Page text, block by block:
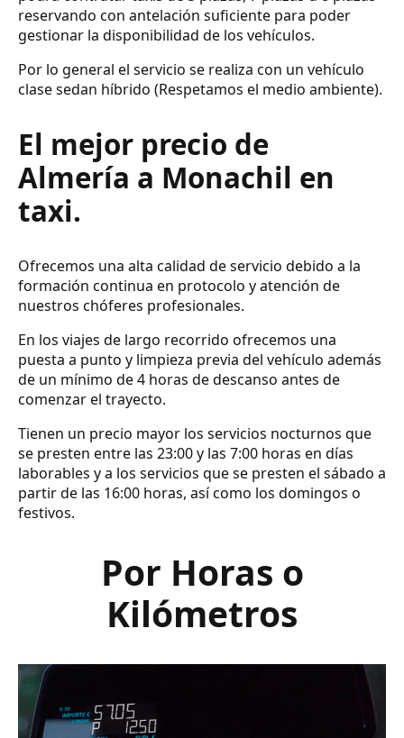
reservando con antelación suficiente para poder
gestionar la disponibilidad de los vehículos.
Por lo general el servicio se realiza con un vehículo
clase sedan híbrido (Respetamos el medio ambiente).
El mejor precio de
Almería a Monachil en
taxi.
Ofrecemos una alta calidad de servicio debido a la
formación continua en protocolo y atención de
nuestros chóferes profesionales.
En los viajes de largo recorrido ofrecemos una
puesta a punto y limpieza previa del vehículo además
de un mínimo de 4 horas de descanso antes de
comenzar el trayecto.
Tienen un precio mayor los servicios nocturnos que
se presten entre las 23:00 y las 7:00 horas en días
laborables y a los servicios que se presten el sábado a
partir de las 16:00 horas, así como los domingos o
festivos.
Por Horas o
Kilómetros